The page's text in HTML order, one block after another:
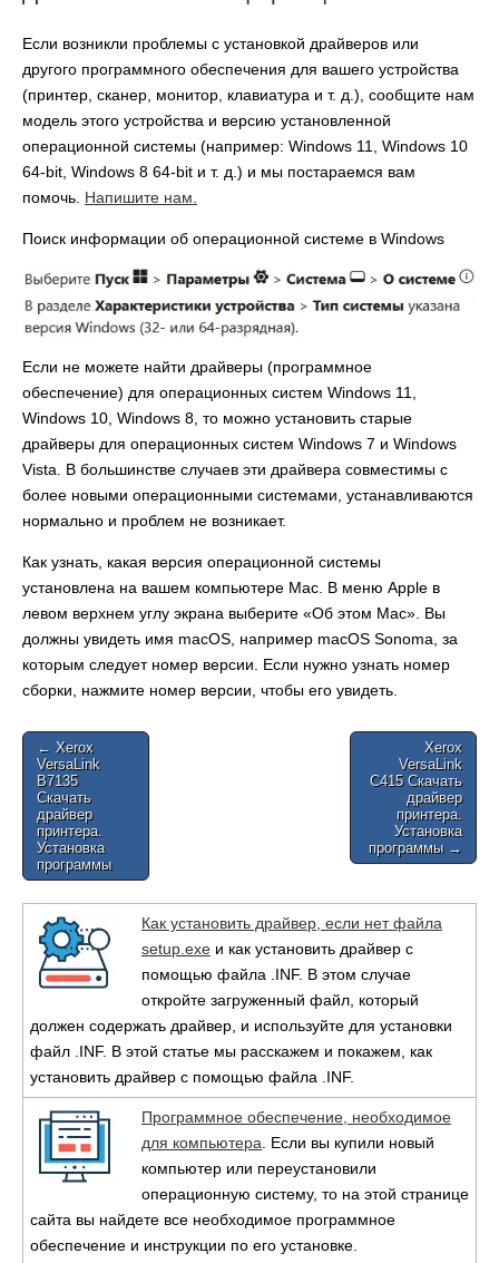
Если возникли проблемы с установкой драйверов или
другого программного обеспечения для вашего устройства
(принтер, сканер, монитор, клавиатура и т. д.), сообщите нам
модель этого устройства и версию установленной
операционной системы (например: Windows 11, Windows 10
64-bit, Windows 8 64-bit и т. д.) и мы постараемся вам
помочь. Напишите нам.
Поиск информации об операционной системе в Windows
Если не можете найти драйверы (программное
обеспечение) для операционных систем Windows 11,
Windows 10, Windows 8, то можно установить старые
драйверы для операционных систем Windows 7 и Windows
Vista. В большинстве случаев эти драйвера совместимы с
более новыми операционными системами, устанавливаются
нормально и проблем не возникает.
Как узнать, какая версия операционной системы
установлена на вашем компьютере Mac. В меню Apple в
левом верхнем углу экрана выберите «Об этом Mac». Вы
должны увидеть имя macOS, например macOS Sonoma, за
которым следует номер версии. Если нужно узнать номер
сборки, нажмите номер версии, чтобы его увидеть.
Post
navigation
← Xerox
VersaLink
B7135
Скачать
драйвер
принтера.
Установка
программы
Xerox
VersaLink
C415 Скачать
драйвер
принтера.
Установка
программы →
Как установить драйвер, если нет файла
setup.exe и как установить драйвер с
помощью файла .INF. В этом случае
откройте загруженный файл, который
должен содержать драйвер, и используйте для установки
файл .INF. В этой статье мы расскажем и покажем, как
установить драйвер с помощью файла .INF.
Программное обеспечение, необходимое
для компьютера. Если вы купили новый
компьютер или переустановили
операционную систему, то на этой странице
сайта вы найдете все необходимое программное
обеспечение и инструкции по его установке.